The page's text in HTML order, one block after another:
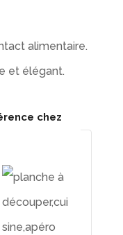
alimentaire.
et élégant.
chez